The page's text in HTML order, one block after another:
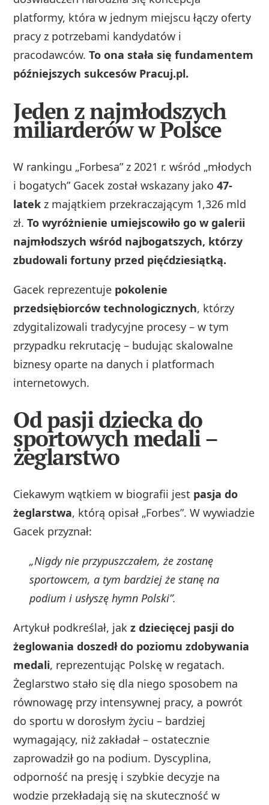
platformy, która w jednym miejscu łączy oferty
pracy z potrzebami kandydatów i
pracodawców.To ona stała się fundamentem
późniejszych sukcesów Pracuj.pl.
Jeden z najmłodszych
miliarderów w Polsce
W rankingu „Forbesa” z 2021 r. wśród „młodych
i bogatych” Gacek został wskazany jako47-
latek z majątkiem przekraczającym 1,326 mld
zł.To wyróżnienie umiejscowiło go w galerii
najmłodszych wśród najbogatszych, którzy
zbudowali fortuny przed pięćdziesiątką.
Gacek reprezentuje pokolenie
przedsiębiorców technologicznych, którzy
zdygitalizowali tradycyjne procesy – w tym
przypadku rekrutację – budując skalowalne
biznesy oparte na danych i platformach
internetowych.
Od pasji dziecka do
sportowych medali –
żeglarstwo
Ciekawym wątkiem w biografii jest pasja do
żeglarstwa, którą opisał „Forbes”. W wywiadzie
Gacek przyznał:
„Nigdy nie przypuszczałem, że zostanę
sportowcem, a tym bardziej że stanę na
podium i usłyszę hymn Polski”.
Artykuł podkreślał, jakz dziecięcej pasji do
żeglowania doszedł do poziomu zdobywania
medali, reprezentując Polskę w regatach.
Żeglarstwo stało się dla niego sposobem na
równowagę przy intensywnej pracy, a powrót
do sportu w dorosłym życiu – bardziej
wymagający, niż zakładał – ostatecznie
zaprowadził go na podium. Dyscyplina,
odporność na presję i szybkie decyzje na
wodzie przekładają się na skuteczność w